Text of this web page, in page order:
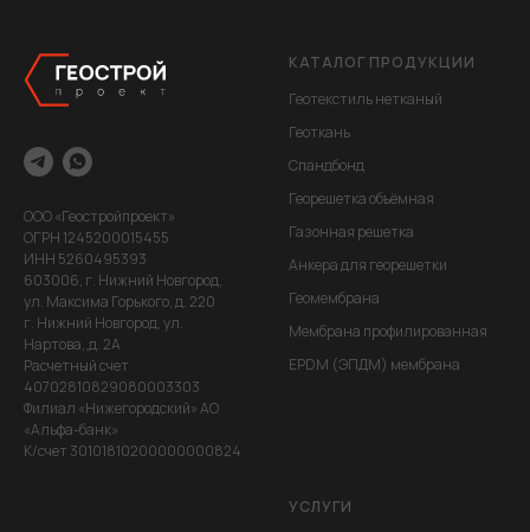
ООО «Геостройпроект»
ОГРН 1245200015455
ИНН 5260495393
603006, г. Нижний Новгород,
ул. Максима Горького, д. 220
г. Нижний Новгород, ул.
Нартова,,д. 2А
Расчетный счет
40702810829080003303
Филиал «Нижегородский» АО
«Альфа-банк»
К/счет 30101810200000000824
КАТАЛОГ ПРОДУКЦИИ
Геотекстиль нетканый
Геоткань
Спандбонд
Георешетка объёмная
Газонная решетка
Анкера для георешетки
Геомембрана
Мембрана профилированная
EPDM (ЭПДМ) мембрана
УСЛУГИ